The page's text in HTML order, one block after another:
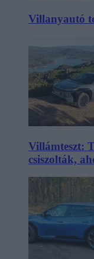
Villanyautó
Villámteszt:
csiszolták,